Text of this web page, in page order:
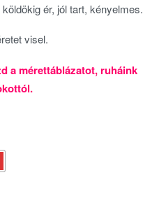
ér, jól tart, kényelmes.
visel.
a mérettáblázatot, ruháink